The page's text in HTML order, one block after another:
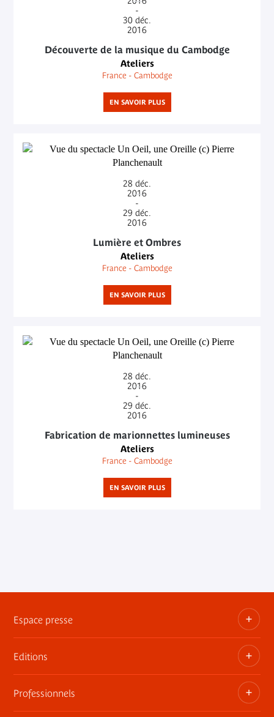
-
30 déc.
2016
Découverte de la musique du Cambodge
Ateliers
France - Cambodge
EN SAVOIR PLUS
28 déc.
2016
-
29 déc.
2016
Lumière et Ombres
Ateliers
France - Cambodge
EN SAVOIR PLUS
28 déc.
2016
-
29 déc.
2016
Fabrication de marionnettes lumineuses
Ateliers
France - Cambodge
EN SAVOIR PLUS
Espace presse
Dossiers, communiqués, bandes annonces
Contact presse
Editions
Les publications du musée
Professionnels